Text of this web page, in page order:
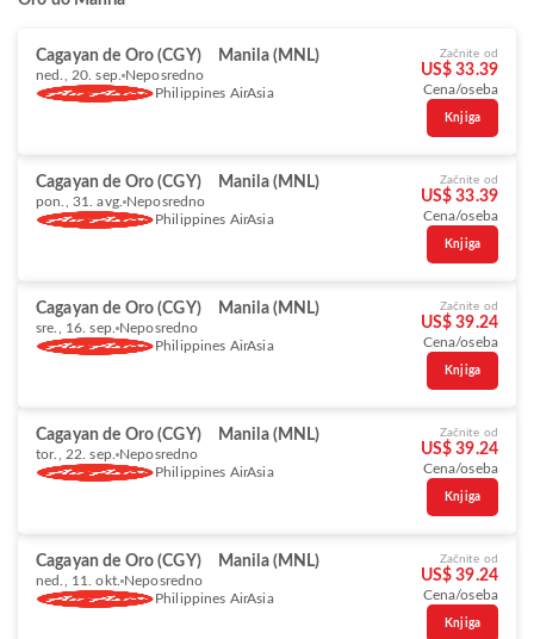
Cagayan de Oro (CGY) Manila (MNL)
ned., 20. sep. Neposredno
Philippines AirAsia
Začnite od
US$ 33.39
Cena/oseba
Knjiga
Cagayan de Oro (CGY) Manila (MNL)
pon., 31. avg. Neposredno
Philippines AirAsia
Začnite od
US$ 33.39
Cena/oseba
Knjiga
Cagayan de Oro (CGY) Manila (MNL)
sre., 16. sep. Neposredno
Philippines AirAsia
Začnite od
US$ 39.24
Cena/oseba
Knjiga
Cagayan de Oro (CGY) Manila (MNL)
tor., 22. sep. Neposredno
Philippines AirAsia
Začnite od
US$ 39.24
Cena/oseba
Knjiga
Cagayan de Oro (CGY) Manila (MNL)
ned., 11. okt. Neposredno
Philippines AirAsia
Začnite od
US$ 39.24
Cena/oseba
Knjiga